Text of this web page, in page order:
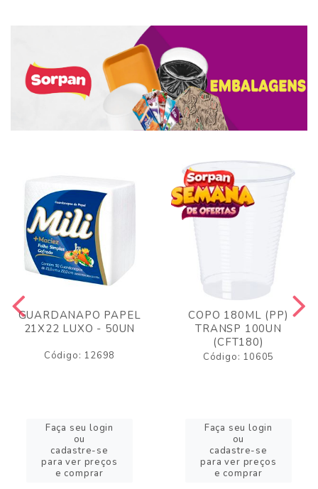
GUARDANAPO PAPEL
21X22 LUXO - 50UN
Código: 12698
Faça seu login
ou
cadastre-se
para ver preços
e comprar
COPO 180ML (PP)
TRANSP 100UN
(CFT180)
Código: 10605
Faça seu login
ou
cadastre-se
para ver preços
e comprar